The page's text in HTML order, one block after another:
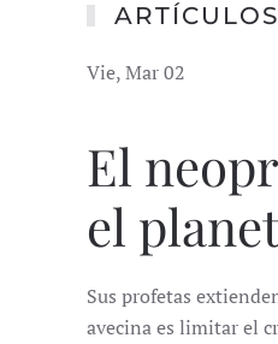
Vie, Mar 02
El
el
Sus profetas
avecina es limitar el